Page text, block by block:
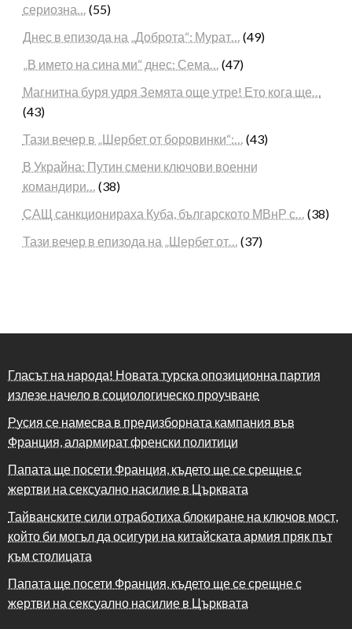
сериозна…
(55)
Днес в епизода на „Доброта“: Мурат…
(49)
„В името на сина ми“ днес: Сема…
(47)
Магнитна буря удря Земята още утре! Ето кога ще…
(43)
Тази вечер в „Шербет от боровинки“:…
(43)
В Украйна: Путин смени ключови военни
командири…
(38)
САЩ санкционираха Куба, българското МВнР с…
(38)
Тази вечер в епизода на „Шербет от…
(37)
Гласът на народа! Новата турска опозиционна партия
излезе начело в социологическо проучване
Русия се намесва в предизборната кампания във
Франция, алармират френски политици
Папата ще посети Франция, където ще се срещне с
жертви на сексуално насилие в Църквата
Тайванските сили отработиха блокиране на ключов мост,
който би могъл да осигури на китайската армия пряк път
към столицата
Папата ще посети Франция, където ще се срещне с
жертви на сексуално насилие в Църквата